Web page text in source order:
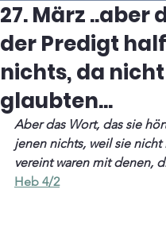
27. März ..aber
der Predigt
nichts, da nicht
glaubten...
Aber das Wort, das sie
jenen nichts, weil sie
vereint waren mit denen,
Heb 4/2